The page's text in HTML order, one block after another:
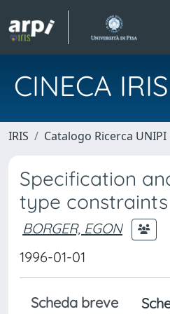
CINECA IRIS
IRIS Catalogo Ricerca UNIPI
Specification
type constraints
BORGER, EGON
1996-01-01
Scheda breve